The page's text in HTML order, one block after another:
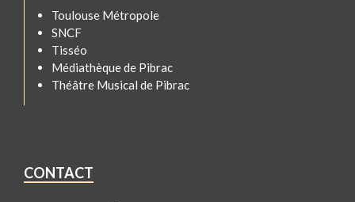
Toulouse Métropole
SNCF
Tisséo
Médiathèque de Pibrac
Théâtre Musical de Pibrac
CONTACT